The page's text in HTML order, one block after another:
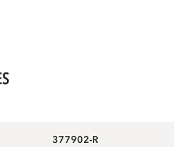
377902-R